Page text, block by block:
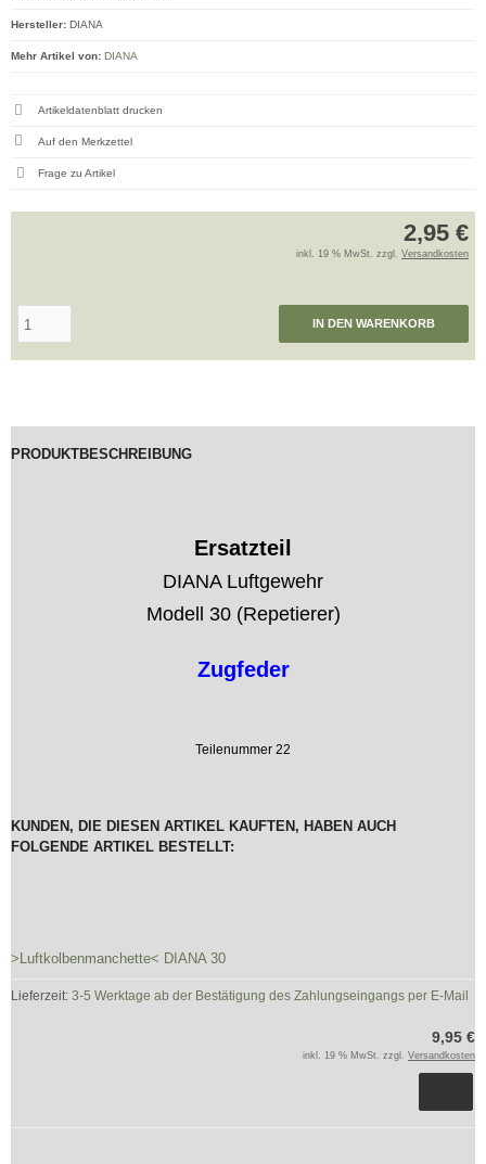
2,95 €
inkl. 19 % MwSt. zzgl. Versandkosten
IN DEN WARENKORB
Hersteller: DIANA
Mehr Artikel von: DIANA
Artikeldatenblatt drucken
Frage zu Artikel
PRODUKTBESCHREIBUNG
Ersatzteil
DIANA Luftgewehr
Modell 30 (Repetierer)
Zugfeder
Teilenummer 22
KUNDEN, DIE DIESEN ARTIKEL KAUFTEN, HABEN AUCH
FOLGENDE ARTIKEL BESTELLT:
>Luftkolbenmanchette< DIANA 30
Lieferzeit: 3-5 Werktage ab der Bestätigung des Zahlungseingangs per E-Mail
9,95 €
inkl. 19 % MwSt. zzgl. Versandkosten